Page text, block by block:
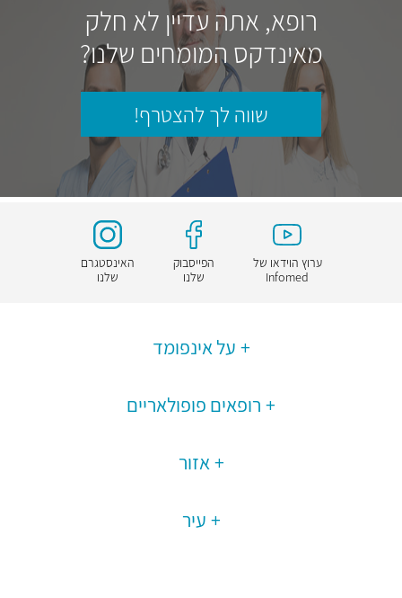
רופא, אתה עדיין לא חלק
מאינדקס המומחים שלנו?
שווה לך להצטרף!
ערוץ הוידאו של
Infomed
הפייסבוק
שלנו
האינסטגרם
שלנו
על אינפומד
רופאים פופולאריים
אזור
עיר